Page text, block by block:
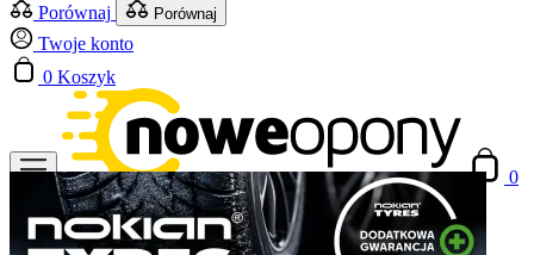
Porównaj Porównaj
Twoje konto
0 Koszyk
0